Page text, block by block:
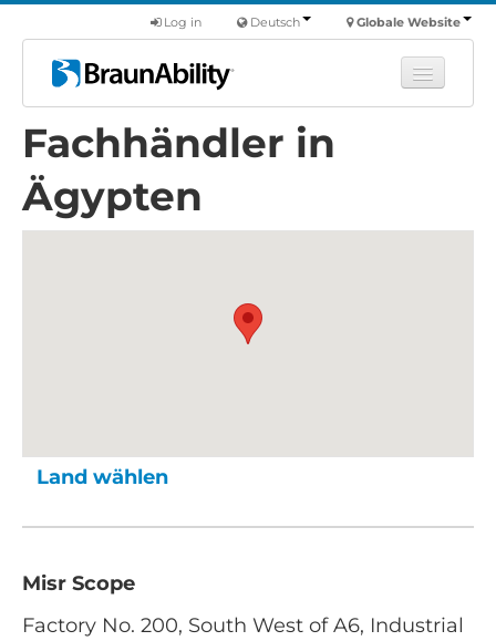
Globale Website
Deutsch
Log in
Fortbildung
Nutzfahrzeuge
Finde einen Händler
Fachhändler in
Ägypten
Land wählen
Misr Scope
Factory No. 200, South West of A6, Industrial